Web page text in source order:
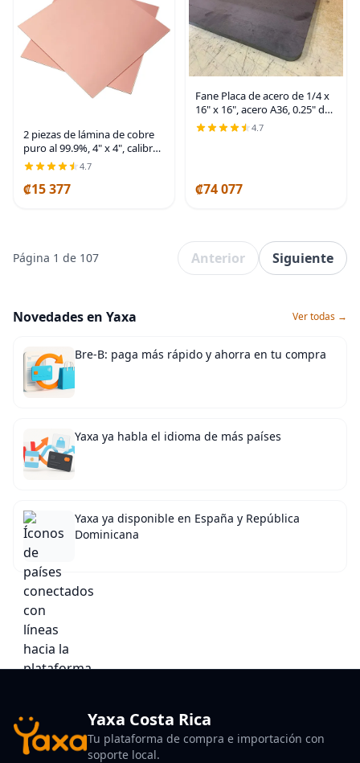
2 piezas de lámina de cobre
puro al 99.9%, 4" x 4", calibre
20 (0.8mm) de grosor, placa
adherida, ideal para joyería,
4.7
₡15 377
Fane Placa de acero de 1/4 x
16" x 16", acero A36, 0.25" de
grosor
4.7
₡74 077
Página 1 de 107 Anterior Siguiente
Novedades en Yaxa Ver todas →
Bre-B: paga más rápido y ahorra en tu compra
Yaxa ya habla el idioma de más países
Yaxa ya disponible en España y República
Dominicana
Yaxa Costa Rica
Tu plataforma de compra e importación con
soporte local.